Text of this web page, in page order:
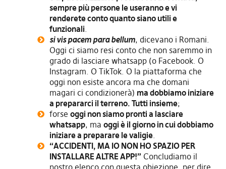
sempre più persone le useranno e vi
renderete conto quanto siano utili e
funzionali.
si vis pacem para bellum, dicevano i Romani.
Oggi ci siamo resi conto che non saremmo in
grado di lasciare whatsapp (o Facebook. O
Instagram. O TikTok. O la piattaforma che
oggi non esiste ancora ma che domani
magari ci condizionerà) ma dobbiamo iniziare
a prepararci il terreno. Tutti insieme;
forse oggi non siamo pronti a lasciare
whatsapp, ma oggi è il giorno in cui dobbiamo
iniziare a preparare le valigie.
“ACCIDENTI, MA IO NON HO SPAZIO PER
INSTALLARE ALTRE APP!”Concludiamo il